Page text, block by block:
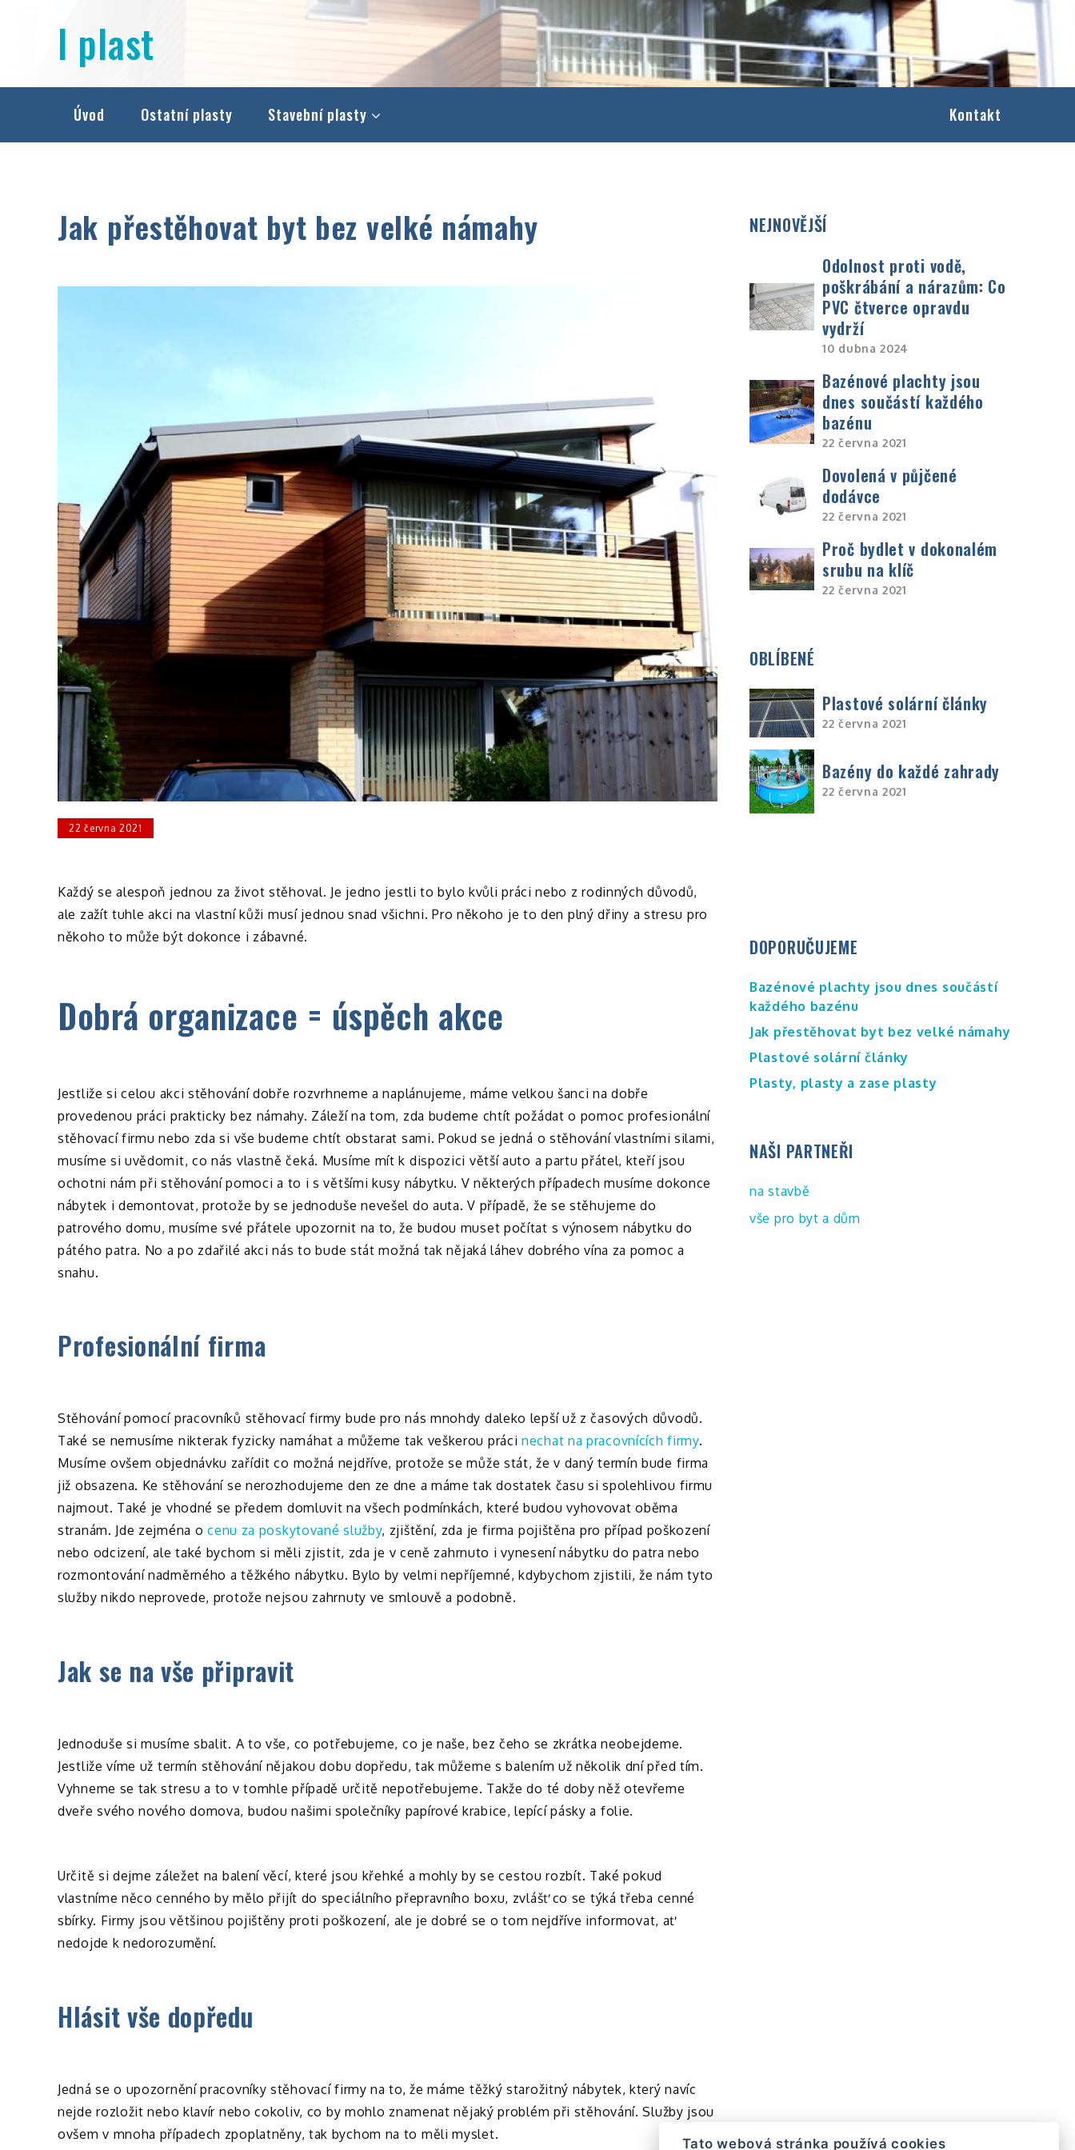
I plast
Úvod Ostatní plasty Stavební plasty Kontakt
Jak přestěhovat byt bez velké námahy
22 června 2021
Každý se alespoň jednou za život stěhoval. Je jedno jestli to bylo kvůli práci nebo z rodinných důvodů,
ale zažít tuhle akci na vlastní kůži musí jednou snad všichni. Pro někoho je to den plný dřiny a stresu pro
někoho to může být dokonce i zábavné.
Dobrá organizace = úspěch akce
Jestliže si celou akci stěhování dobře rozvrhneme a naplánujeme, máme velkou šanci na dobře
provedenou práci prakticky bez námahy. Záleží na tom, zda budeme chtít požádat o pomoc profesionální
stěhovací firmu nebo zda si vše budeme chtít obstarat sami. Pokud se jedná o stěhování vlastními silami,
musíme si uvědomit, co nás vlastně čeká. Musíme mít k dispozici větší auto a partu přátel, kteří jsou
ochotni nám při stěhování pomoci a to i s většími kusy nábytku. V některých případech musíme dokonce
nábytek i demontovat, protože by se jednoduše nevešel do auta. V případě, že se stěhujeme do
patrového domu, musíme své přátele upozornit na to, že budou muset počítat s výnosem nábytku do
pátého patra. No a po zdařilé akci nás to bude stát možná tak nějaká láhev dobrého vína za pomoc a
snahu.
Profesionální firma
Stěhování pomocí pracovníků stěhovací firmy bude pro nás mnohdy daleko lepší už z časových důvodů.
Také se nemusíme nikterak fyzicky namáhat a můžeme tak veškerou prácinechat na pracovnících firmy.
Musíme ovšem objednávku zařídit co možná nejdříve, protože se může stát, že v daný termín bude firma
již obsazena. Ke stěhování se nerozhodujeme den ze dne a máme tak dostatek času si spolehlivou firmu
najmout. Také je vhodné se předem domluvit na všech podmínkách, které budou vyhovovat oběma
stranám. Jde zejména ocenu za poskytované služby, zjištění, zda je firma pojištěna pro případ poškození
nebo odcizení, ale také bychom si měli zjistit, zda je v ceně zahrnuto i vynesení nábytku do patra nebo
rozmontování nadměrného a těžkého nábytku. Bylo by velmi nepříjemné, kdybychom zjistili, že nám tyto
služby nikdo neprovede, protože nejsou zahrnuty ve smlouvě a podobně.
Jak se na vše připravit
Jednoduše si musíme sbalit. A to vše, co potřebujeme, co je naše, bez čeho se zkrátka neobejdeme.
Jestliže víme už termín stěhování nějakou dobu dopředu, tak můžeme s balením už několik dní před tím.
Vyhneme se tak stresu a to v tomhle případě určitě nepotřebujeme. Takže do té doby něž otevřeme
dveře svého nového domova, budou našimi společníky papírové krabice, lepící pásky a folie.
Určitě si dejme záležet na balení věcí, které jsou křehké a mohly by se cestou rozbít. Také pokud
vlastníme něco cenného by mělo přijít do speciálního přepravního boxu, zvlášť co se týká třeba cenné
sbírky. Firmy jsou většinou pojištěny proti poškození, ale je dobré se o tom nejdříve informovat, ať
nedojde k nedorozumění.
Hlásit vše dopředu
Jedná se o upozornění pracovníky stěhovací firmy na to, že máme těžký starožitný nábytek, který navíc
nejde rozložit nebo klavír nebo cokoliv, co by mohlo znamenat nějaký problém při stěhování. Služby jsou
ovšem v mnoha případech zpoplatněny, tak bychom na to měli myslet.
NEJNOVĚJŠÍ
Odolnost proti vodě,
poškrábání a nárazům: Co
PVC čtverce opravdu
vydrží
10 dubna 2024
Bazénové plachty jsou
dnes součástí každého
bazénu
22 června 2021
Dovolená v půjčené
dodávce
22 června 2021
Proč bydlet v dokonalém
srubu na klíč
22 června 2021
OBLÍBENÉ
Plastové solární články
22 června 2021
Bazény do každé zahrady
22 června 2021
DOPORUČUJEME
Bazénové plachty jsou dnes součástí
každého bazénu
Jak přestěhovat byt bez velké námahy
Plastové solární články
Plasty, plasty a zase plasty
NAŠI PARTNEŘI
na stavbě
vše pro byt a dům
Tato webová stránka používá cookies